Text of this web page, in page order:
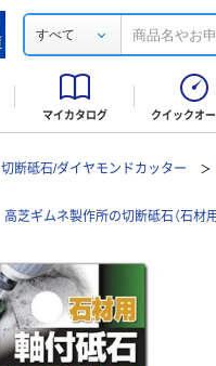
すべて
マイカタログ クイックオ
切断砥石/ダイヤモンドカッター
高芝ギムネ製作所の切断砥石（石材